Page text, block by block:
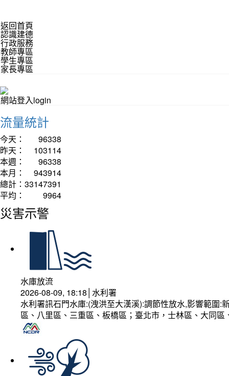
返回首頁
認識建德
行政服務
教師專區
學生專區
家長專區
網站登入login
流量統計
今天：
96338
昨天：
103114
本週：
96338
本月：
943914
總計： 33147391
平均：
9964
災害示警
水庫放流
2026-08-09, 18:18│水利署
水利署訊石門水庫:(洩洪至大漢溪):調節性放水,影響範圍
區、八里區、三重區、板橋區；臺北市，士林區、大同